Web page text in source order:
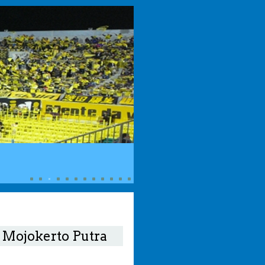
Mojokerto Putra